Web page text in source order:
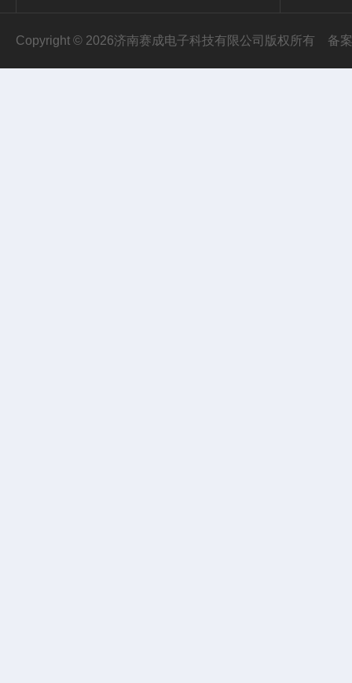
Copyright © 2026济南赛成电子科技有限公司版权所有 备